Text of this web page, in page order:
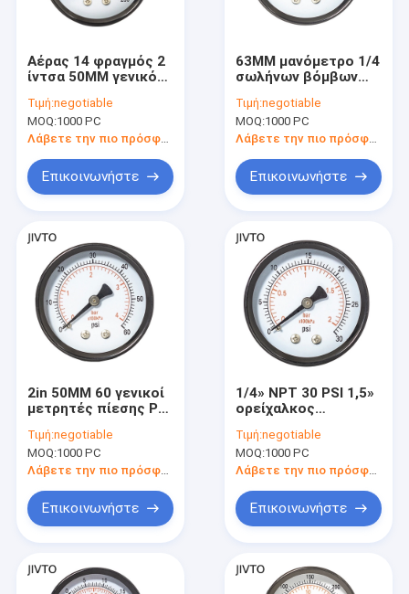
Αέρας 14 φραγμός 2
ίντσα 50MM γενικό
μετρητών πίεσης»
BSPT
Τιμή:negotiable
MOQ:1000 PC
Λάβετε την πιο πρόσφατη τιμή
Επικοινωνήστε
63MM μανόμετρο 1/4
σωλήνων βόμβων
πίεσης πινάκων
BSPT
Τιμή:negotiable
MOQ:1000 PC
Επικοινωνήστε
2in 50MM 60 γενικοί
μετρητές πίεσης PSI
μετρητή 1/4 BSP
Τιμή:negotiable
MOQ:1000 PC
Λάβετε την πιο πρόσφατη τιμή
Επικοινωνήστε
1/4» NPT 30 PSI 1,5»
ορείχαλκος
μετρητών πίεσης
38MM γενικός SS
εσωτερικός
Τιμή:negotiable
MOQ:1000 PC
Λάβετε την πιο πρόσφατη τιμή
Επικοινωνήστε